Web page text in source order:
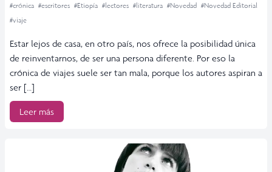
#crónica #escritores #Etiopía #lectores #literatura #Novedad #Novedad Editorial
#viaje
Estar lejos de casa, en otro país, nos ofrece la posibilidad única
de reinventarnos, de ser una persona diferente. Por eso la
crónica de viajes suele ser tan mala, porque los autores aspiran a
ser […]
Leer más